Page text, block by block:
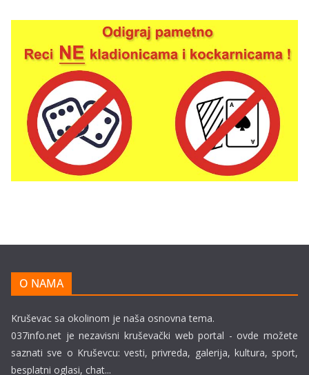
O NAMA
Kruševac sa okolinom je naša osnovna tema.
037info.net je nezavisni kruševački web portal - ovde možete
saznati sve o Kruševcu: vesti, privreda, galerija, kultura, sport,
besplatni oglasi, chat...